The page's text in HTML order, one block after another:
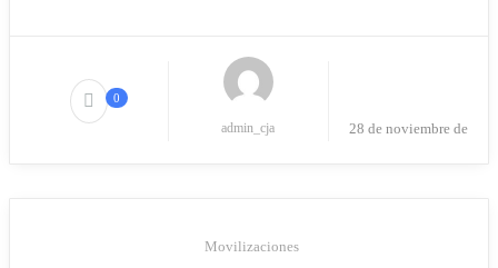
0
admin_cja 28 de noviembre de
Movilizaciones